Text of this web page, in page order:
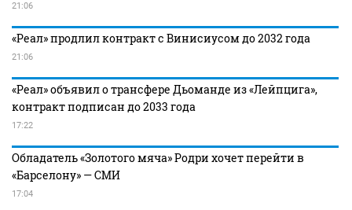
21:06
«Реал» продлил контракт с Винисиусом до 2032 года
21:06
«Реал» объявил о трансфере Дьоманде из «Лейпцига»,
контракт подписан до 2033 года
17:22
Обладатель «Золотого мяча» Родри хочет перейти в
«Барселону» — СМИ
17:04